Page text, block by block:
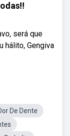
será que
hálito, Gengiva
De Dente